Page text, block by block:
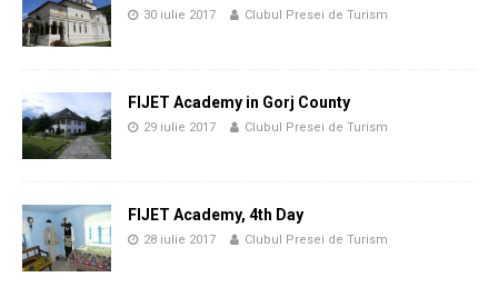
30 iulie 2017 Clubul Presei de Turism
FIJET Academy in Gorj County
29 iulie 2017 Clubul Presei de Turism
FIJET Academy, 4th Day
28 iulie 2017 Clubul Presei de Turism